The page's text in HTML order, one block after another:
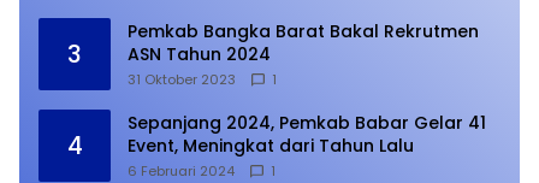
3
Pemkab Bangka Barat Bakal Rekrutmen
ASN Tahun 2024
31 Oktober 2023 1
4
Sepanjang 2024, Pemkab Babar Gelar 41
Event, Meningkat dari Tahun Lalu
6 Februari 2024 1